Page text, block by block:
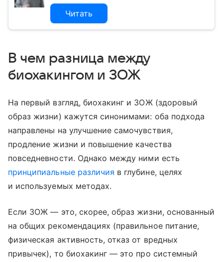
Читать
В чем разница между
биохакингом и ЗОЖ
На первый взгляд, биохакинг и ЗОЖ (здоровый
образ жизни) кажутся синонимами: оба подхода
направлены на улучшение самочувствия,
продление жизни и повышение качества
повседневности. Однако между ними есть
принципиальные различия в глубине, целях
и используемых методах.
Если ЗОЖ — это, скорее, образ жизни, основанный
на общих рекомендациях (правильное питание,
физическая активность, отказ от вредных
привычек), то биохакинг — это про системный